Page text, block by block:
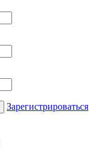
Зарегистрироваться